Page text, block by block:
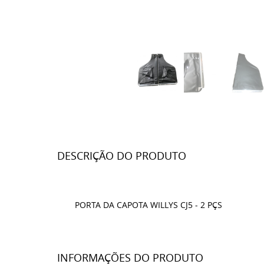
DESCRIÇÃO DO PRODUTO
PORTA DA CAPOTA WILLYS CJ5 - 2 PÇS
INFORMAÇÕES DO PRODUTO